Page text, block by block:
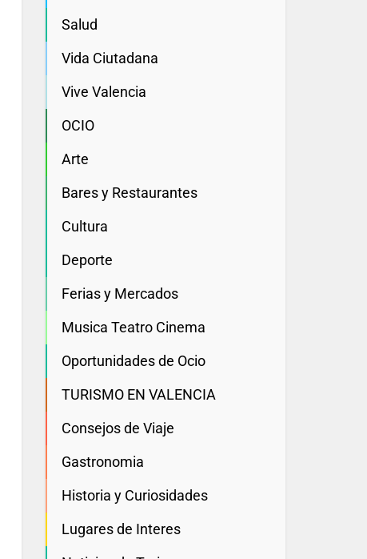
Salud
Vida Ciutadana
Vive Valencia
OCIO
Arte
Bares y Restaurantes
Cultura
Deporte
Ferias y Mercados
Musica Teatro Cinema
Oportunidades de Ocio
TURISMO EN VALENCIA
Consejos de Viaje
Gastronomia
Historia y Curiosidades
Lugares de Interes